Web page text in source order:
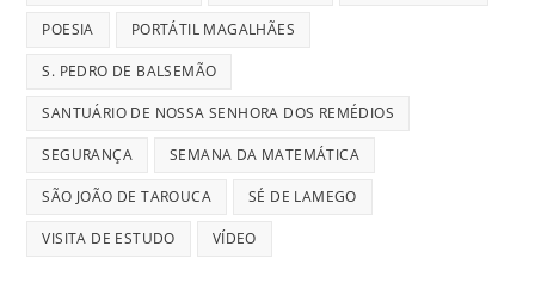
POESIA PORTÁTIL MAGALHÃES
S. PEDRO DE BALSEMÃO
SANTUÁRIO DE NOSSA SENHORA DOS REMÉDIOS
SEGURANÇA SEMANA DA MATEMÁTICA
SÃO JOÃO DE TAROUCA SÉ DE LAMEGO
VISITA DE ESTUDO VÍDEO